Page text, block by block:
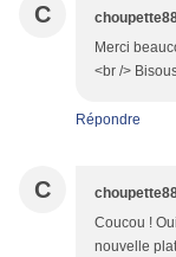
C
Merci
<br />
Répondre
C
Coucou !
nouvelle